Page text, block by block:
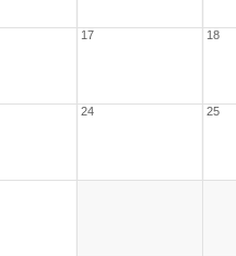
17 18
24 25